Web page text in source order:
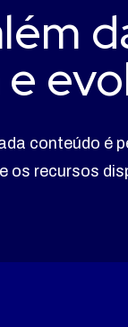
conteúdo é
os recursos